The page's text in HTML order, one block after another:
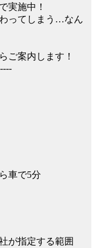
実施中！
ってしまう…なん
ご案内します！
車で5分
が指定する範囲